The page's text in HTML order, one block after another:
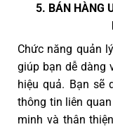
5. BÁN HÀNG
Chức năng quản
giúp bạn dễ dàng
hiệu quả. Bạn sẽ
thông tin liên
minh và thân